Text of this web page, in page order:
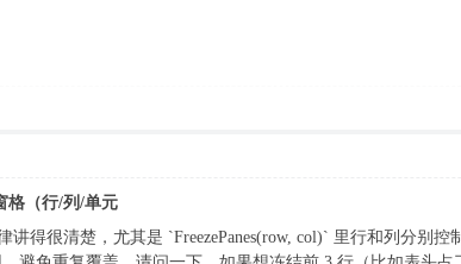
格（行/列/单元
得很清楚，尤其是 `FreezePanes(row, col)` 里行和列分别